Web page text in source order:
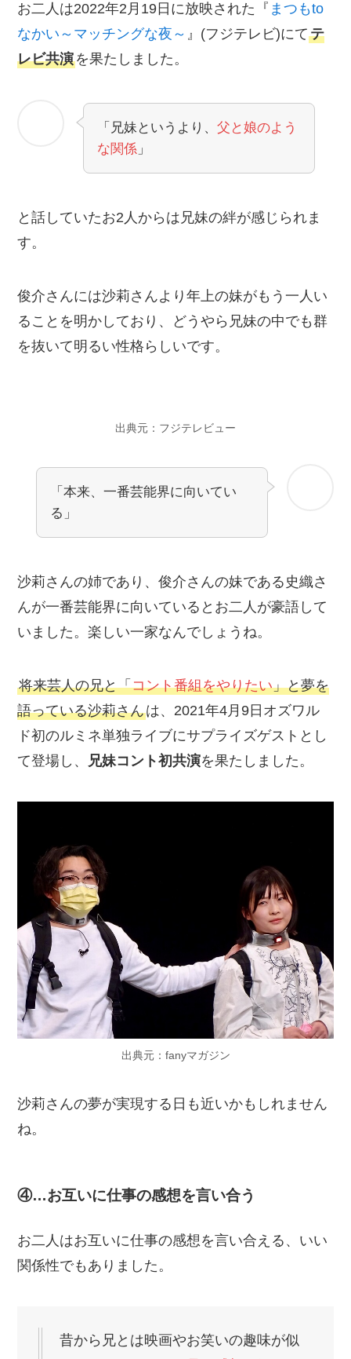
お二人は2022年2月19日に放映された『 まつもto
なかい～マッチングな夜～ 』(フジテレビ)にてテ
レビ共演を果たしました。
「兄妹というより、父と娘のよう
な関係 」
と話していたお2人からは兄妹の絆が感じられま
す。
俊介さんには沙莉さんより年上の妹がもう一人い
ることを明かしており、どうやら兄妹の中でも群
を抜いて明るい性格らしいです。
出典元：フジテレビュー
「本来、一番芸能界に向いてい
る」
沙莉さんの姉であり、俊介さんの妹である史織さ
んが一番芸能界に向いているとお二人が豪語して
いました。楽しい一家なんでしょうね。
将来芸人の兄と「コント番組をやりたい」と夢を
語っている沙莉さんは、2021年4月9日オズワル
ド初のルミネ単独ライブにサプライズゲストとし
て登場し、
兄妹コント初共演を果たしました。
出典元：fanyマガジン
沙莉さんの夢が実現する日も近いかもしれません
ね。
④…お互いに仕事の感想を言い合う
お二人はお互いに仕事の感想を言い合える、いい
関係性でもありました。
昔から兄とは映画やお笑いの趣味が似